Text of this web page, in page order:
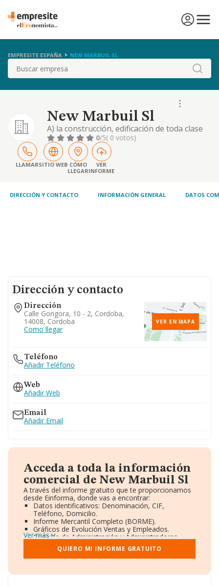
EMPRESITE ESPAÑA NEW MARBUIL SL
Buscar
New Marbuil Sl
A) la construcción, edificación de toda clase
de obras, tanto destinadas avivienda como a
locales de negocio ó cocheras, libres o de
protección oficial, la adquisición, promoción
y adquisición por compraventa ó permuta de
toda clase de bienes inmuebles, y la
0/5( 0 votos)
LLAMARSITIO WEB CÓMO
LLEGAR
VER
INFORME
DIRECCIÓN Y CONTACTO INFORMACIÓN GENERAL DATOS
Dirección y contacto
Dirección
Calle Gongora, 10 - 2, Cordoba,
14008, Cordoba
Como llegar
VER EN MAPA
Teléfono
Añadir Teléfono
Web
Añadir Web
Email
Añadir Email
Acceda a toda la información
comercial de New Marbuil Sl
A través del informe gratuito que te proporcionamos
desde Einforma, donde vas a encontrar:
Datos identificativos: Denominación, CIF,
Teléfono, Domicilio.
Informe Mercantil Completo (BORME).
Gráficos de Evolución Ventas y Empleados.
Consejo de Administración y Administradores.
Directivos y Ejecutivos.
Accionistas.
Participaciones y Vinculaciones en otras empresas.
Información oficial y registral complementaria.
Ver más
QUIERO MI INFORME GRATUITO